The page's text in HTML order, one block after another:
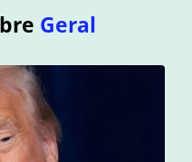
Geral